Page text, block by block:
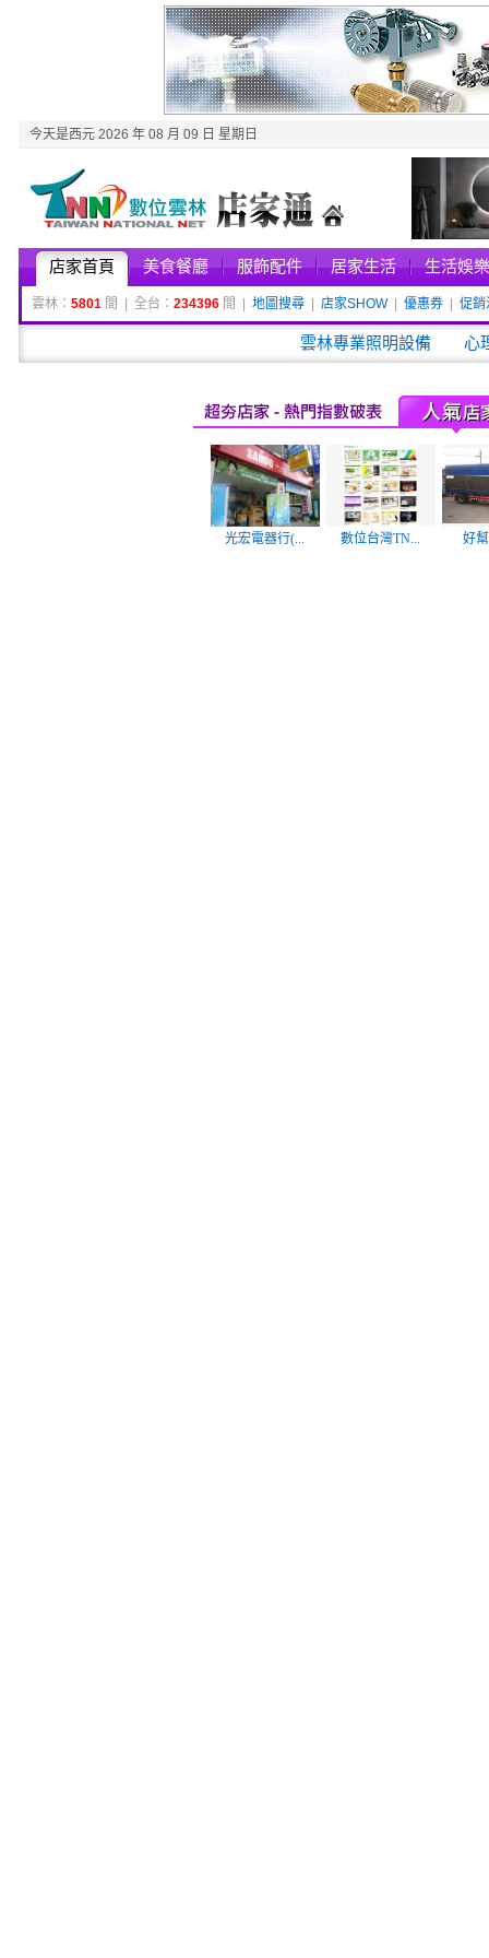
今天是西元 2026 年 08 月 09 日 星期日
店家首頁 美食餐廳 服飾配件 居家生活 生活娛樂
雲林： 5801 間 | 全台： 234396 間 | 地圖搜尋 店家SHOW| 優惠券 促銷
雲林專業照明設備 心
光宏電器行(... 數位台灣TN... 好